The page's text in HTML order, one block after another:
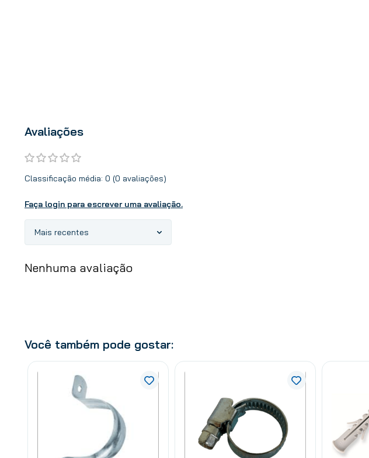
Avaliações
Classificação média: 0 (0 avaliações)
Faça login para escrever uma avaliação.
Mais recentes
Nenhuma avaliação
Você também pode gostar: